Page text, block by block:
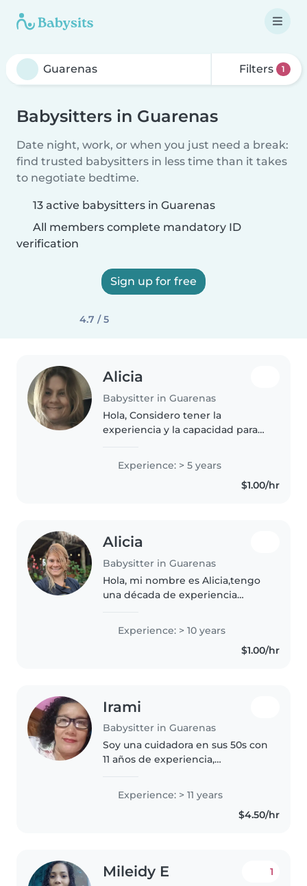
Filters 1
Babysitters in Guarenas
Date night, work, or when you just need a break:
find trusted babysitters in less time than it takes
to negotiate bedtime.
13 active babysitters in Guarenas
All members complete mandatory ID
verification
Sign up for free
4.7 / 5
Alicia
Babysitter in Guarenas
Hola, Considero tener la
experiencia y la capacidad para
cuanto a su alimento, higiene,
entretenimiento, ayudarlo a todo
lo que se refiere a su bienestar..
Experience: > 5 years
$1.00/hr
Alicia
Babysitter in Guarenas
Hola, mi nombre es Alicia,tengo
una década de experiencia
juegos, cocinar y ayudar con las
tareas cotidianas. Respetuosa,..
Experience: > 10 years
$1.00/hr
Irami
Babysitter in Guarenas
Soy una cuidadora en sus 50s con
11 años de experiencia,
preescolar. Tengo un bachiller
integral y me encanta compartir
mi pasión por el arte y la música..
Experience: > 11 years
$4.50/hr
Mileidy E 1